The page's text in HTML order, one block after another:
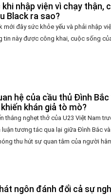
nhập viện vì chạy thận,
Black ra sao?
mới đây sức khỏe yếu và phải nhập
tin này được công khai, cuộc sống
hệ của cầu thủ Đình Bắc
khán giả tò mò?
thắng nghẹt thở của U23 Việt Nam
luận tương tác qua lại giữa Đình Bắc
thu hút sự quan tâm của người
ngôn đánh đổi cả sự